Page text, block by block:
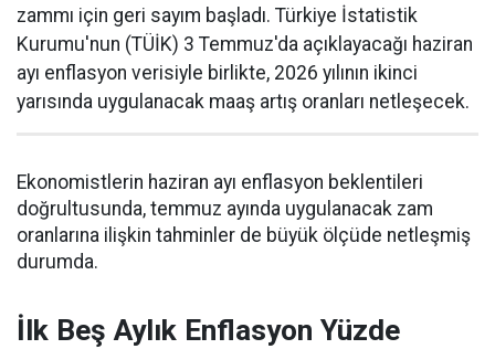
zammı için geri sayım başladı. Türkiye İstatistik
Kurumu'nun (TÜİK) 3 Temmuz'da açıklayacağı haziran
ayı enflasyon verisiyle birlikte, 2026 yılının ikinci
yarısında uygulanacak maaş artış oranları netleşecek.
Ekonomistlerin haziran ayı enflasyon beklentileri
doğrultusunda, temmuz ayında uygulanacak zam
oranlarına ilişkin tahminler de büyük ölçüde netleşmiş
durumda.
İlk Beş Aylık Enflasyon Yüzde